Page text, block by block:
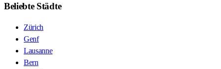
Beliebte Städte
Zürich
Genf
Lausanne
Bern